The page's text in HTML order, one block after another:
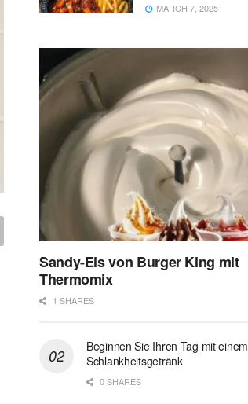
MARCH 7, 2025
Sandy-Eis von Burger King mit
Thermomix
1 SHARES
Beginnen Sie Ihren Tag mit einem
Schlankheitsgetränk
0 SHARES